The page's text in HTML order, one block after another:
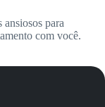
para
com você.